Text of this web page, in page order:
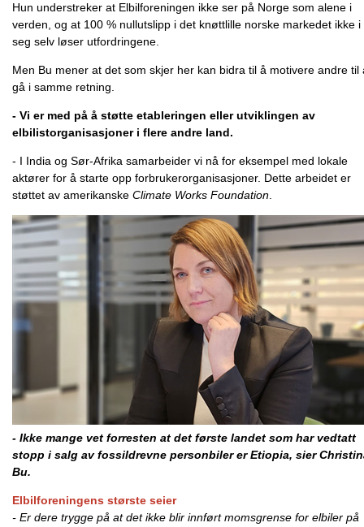
Hun understreker at Elbilforeningen ikke ser på Norge som alene i
verden, og at 100 % nullutslipp i det knøttlille norske markedet ikke i
seg selv løser utfordringene.
Men Bu mener at det som skjer her kan bidra til å motivere andre til
gå i samme retning.
- Vi er med på å støtte etableringen eller utviklingen av
elbilistorganisasjoner i flere andre land.
- I India og Sør-Afrika samarbeider vi nå for eksempel med lokale
aktører for å starte opp forbrukerorganisasjoner. Dette arbeidet er
støttet av amerikanske Climate Works Foundation
- Ikke mange vet forresten at det første landet som har vedtatt
stopp i salg av fossildrevne personbiler er Etiopia, sier
Bu.
Elbilforeningens største seier
- Er dere trygge på at det ikke blir innført momsgrense for elbiler på